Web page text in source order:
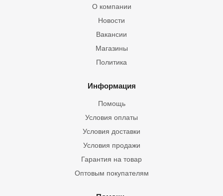
О компании
Новости
Вакансии
Магазины
Политика
Информация
Помощь
Условия оплаты
Условия доставки
Условия продажи
Гарантия на товар
Оптовым покупателям